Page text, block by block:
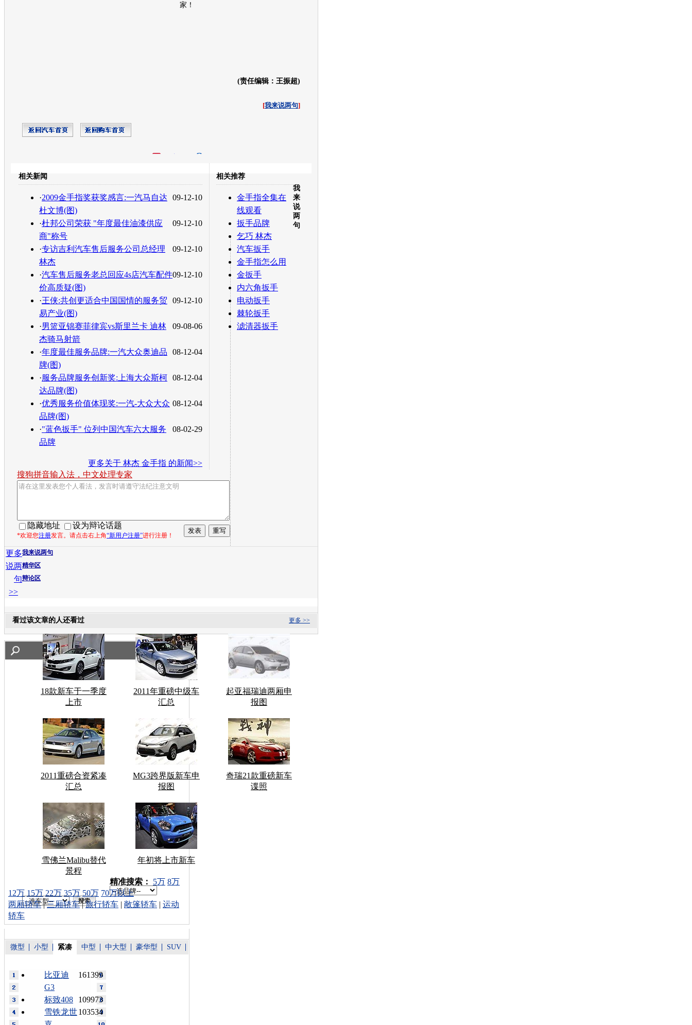
家！
(责任编辑：王振超)
[我来说两句]
转发至： 白社会 百度i贴吧
相关新闻
09-12-10
·2009金手指奖获奖感言:一汽马自达
杜文博(图)
09-12-10
·杜邦公司荣获 "年度最佳油漆供应
商"称号
09-12-10
·专访吉利汽车售后服务公司总经理
林杰
09-12-10
·汽车售后服务老总回应4s店汽车配件
价高质疑(图)
09-12-10
·王侠:共创更适合中国国情的服务贸
易产业(图)
09-08-06
·男篮亚锦赛菲律宾vs斯里兰卡 迪林
杰骑马射箭
08-12-04
·年度最佳服务品牌:一汽大众奥迪品
牌(图)
08-12-04
·服务品牌服务创新奖:上海大众斯柯
达品牌(图)
08-12-04
·优秀服务价值体现奖:一汽-大众大众
品牌(图)
08-02-29
·"蓝色扳手" 位列中国汽车六大服务
品牌
更多关于 林杰 金手指 的新闻>>
相关推荐
金手指全集在
线观看
扳手品牌
乞巧 林杰
汽车扳手
金手指怎么用
金扳手
内六角扳手
电动扳手
棘轮扳手
滤清器扳手
我
来
说
两
句
搜狗拼音输入法，中文处理专家
隐藏地址 设为辩论话题
*欢迎您注册发言。请点击右上角“新用户注册”进行注册！
我来说两句
精华区
辩论区
更多
说两
句
>>
更多 >>
看过该文章的人还看过
18款新车于一季度
上市
2011年重磅中级车
汇总
起亚福瑞迪两厢申
报图
2011重磅合资紧凑
汇总
MG3跨界版新车申
报图
奇瑞21款重磅新车
谍照
雪佛兰Malibu替代
景程
年初将上市新车
车型搜索：
精准搜索： 5万 8万
12万 15万 22万 35万 50万 70万以上
两厢轿车|三厢轿车|旅行轿车 | 敞篷轿车 | 运动
轿车
微型 小型 紧凑 中型 中大型 豪华型 SUV
161399
比亚迪
G3
109973
标致408
103534
雪铁龙世